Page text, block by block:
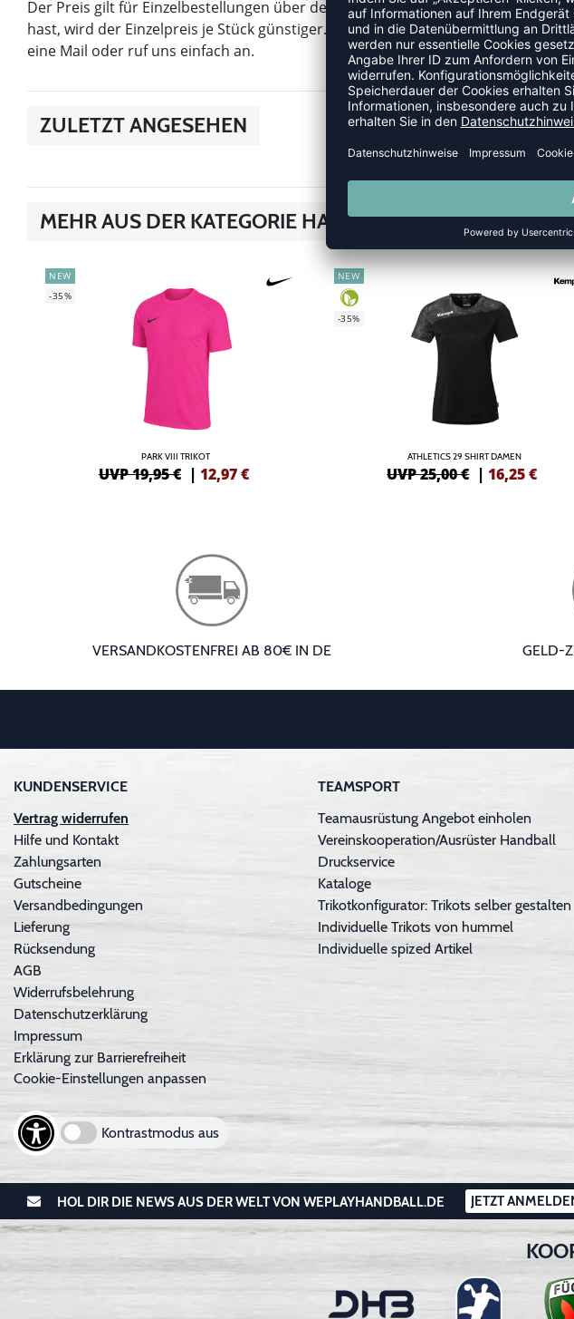
Der Preis gilt für Einzelbestellungen über den Onlineshop. Wenn Du Interesse
hast, wird der Einzelpreis je Stück günstiger. Frag dazu gerne über unser
eine Mail oder ruf uns einfach an.
ZULETZT ANGESEHEN
MEHR AUS DER KATEGORIE HANDBALLTRIKOTS
NEW
-35%
PARK VIII TRIKOT
UVP 19,95 € | 12,97€
NEW
-35%
ATHLETICS 29 SHIRT DAMEN
UVP 25,00 € |16,25€
VERSANDKOSTENFREI AB 80€ IN DE GELD-
KUNDENSERVICE
Vertrag widerrufen
Hilfe und Kontakt
Zahlungsarten
Gutscheine
Versandbedingungen
Lieferung
Rücksendung
AGB
Widerrufsbelehrung
Datenschutzerklärung
Impressum
Erklärung zur Barrierefreiheit
Cookie-Einstellungen anpassen
Kontrastmodus aus
TEAMSPORT
Teamausrüstung Angebot einholen
Vereinskooperation/Ausrüster Handball
Druckservice
Kataloge
Trikotkonfigurator: Trikots selber gestalten
Individuelle Trikots von hummel
Individuelle spized Artikel
HOL DIR DIE NEWS AUS DER WELT VON WEPLAYHANDBALL.DE JETZT